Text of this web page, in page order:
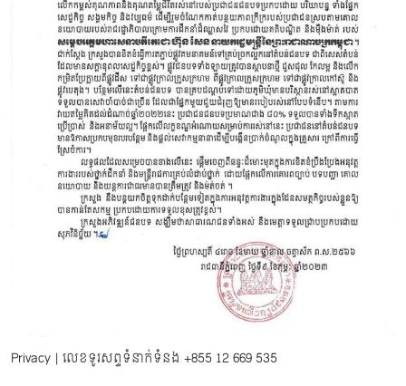
Privacy | លេខទូរសព្ទទំនាក់ទំនង +855 12 669 535